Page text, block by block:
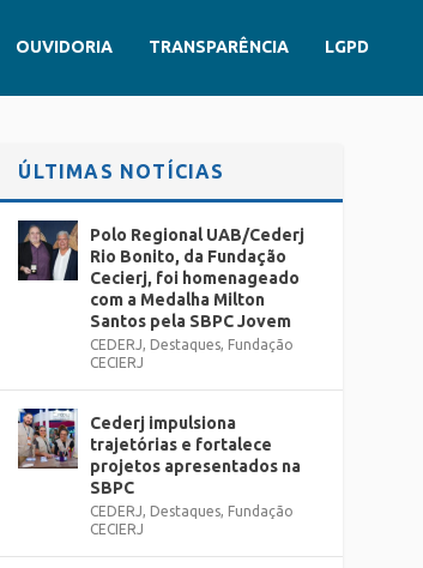
OUVIDORIA TRANSPARÊNCIA LGPD
ÚLTIMAS NOTÍCIAS
Polo Regional UAB/Cederj
Rio Bonito, da Fundação
Cecierj, foi homenageado
com a Medalha Milton
Santos pela SBPC Jovem
CEDERJ, Destaques, Fundação
CECIERJ
Cederj impulsiona
trajetórias e fortalece
projetos apresentados na
SBPC
CEDERJ, Destaques, Fundação
CECIERJ